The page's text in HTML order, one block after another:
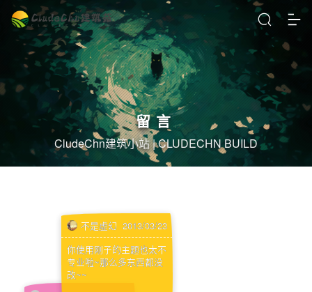
留言
CludeChn建筑小站 | CLUDECHN BUILD
不是虚幻 2013/03/23
你使用刚子的主题也太不
专业啦~那么多东西都没
改~~